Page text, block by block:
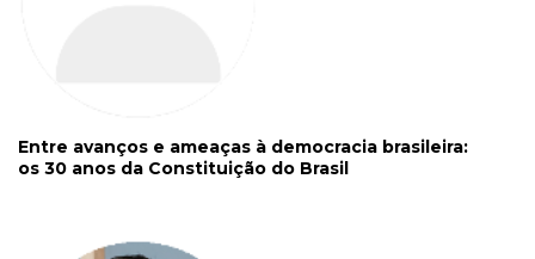
Entre avanços e ameaças à democracia brasileira:
os 30 anos da Constituição do Brasil